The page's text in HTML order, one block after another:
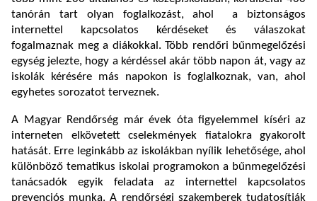
tanórán tart olyan foglalkozást, ahol a biztonságos
internettel kapcsolatos kérdéseket és válaszokat
fogalmaznak meg a diákokkal. Több rendőri bűnmegelőzési
egység jelezte, hogy a kérdéssel akár több napon át, vagy az
iskolák kérésére más napokon is foglalkoznak, van, ahol
egyhetes sorozatot terveznek.
A Magyar Rendőrség már évek óta figyelemmel kíséri az
interneten elkövetett cselekmények fiatalokra gyakorolt
hatását. Erre leginkább az iskolákban nyílik lehetősége, ahol
különböző tematikus iskolai programokon a bűnmegelőzési
tanácsadók egyik feladata az internettel kapcsolatos
prevenciós munka. A rendőrségi szakemberek tudatosítják